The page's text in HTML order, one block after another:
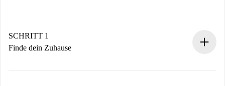
SCHRITT 1
Finde dein Zuhause